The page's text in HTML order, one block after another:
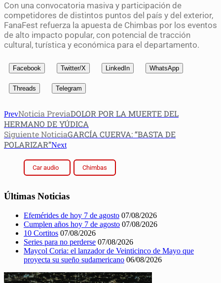
Con una convocatoria masiva y participación de
competidores de distintos puntos del país y del exterior,
FanaFest refuerza la apuesta de Chimbas por los eventos
de alto impacto popular, con potencial de tracción
cultural, turística y económica para el departamento.
Facebook Twitter/X LinkedIn WhatsApp
Threads Telegram
PrevNoticia PreviaDOLOR POR LA MUERTE DEL
HERMANO DE YÚDICA
Siguiente NoticiaGARCÍA CUERVA: “BASTA DE
POLARIZAR”Next
Car audio Chimbas
Últimas Noticias
Efemérides de hoy 7 de agosto 07/08/2026
Cumplen años hoy 7 de agosto 07/08/2026
10 Cortitos 07/08/2026
Series para no perderse 07/08/2026
Maycol Coria: el lanzador de Veinticinco de Mayo que
proyecta su sueño sudamericano 06/08/2026